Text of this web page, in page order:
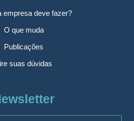
empresa deve fazer?
O que muda
Publicações
suas dúvidas